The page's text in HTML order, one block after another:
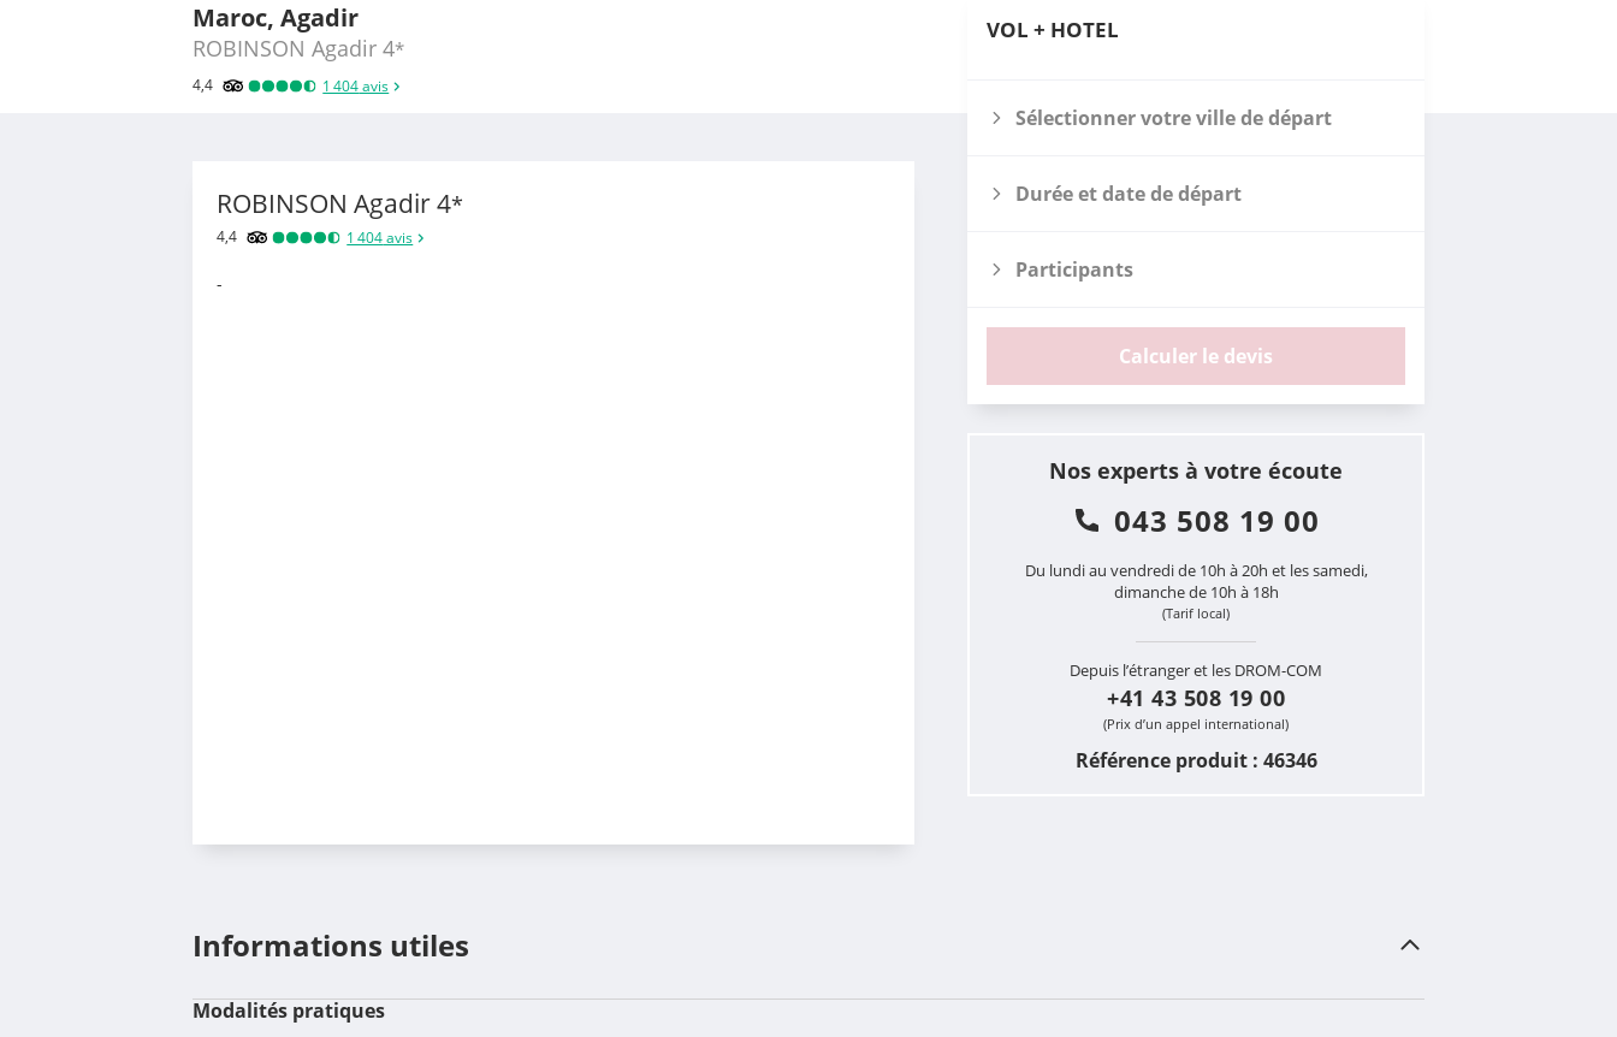
Maroc, Agadir
ROBINSON Agadir 4*
4,4 1 404avis
VOL + HOTEL
Sélectionner votre ville de départ
Durée et date de départ
Participants
Calculer le devis
Nos experts à votre écoute
043 508 19 00
Du lundi au vendredi de 10h à 20h et les samedi,
dimanche de 10h à 18h
(Tarif local)
Depuis l’étranger et les DROM-COM
+41 43 508 19 00
(Prix d’un appel international)
Référence produit : 46346
ROBINSON Agadir4*
4,4 1 404avis
-
Informations utiles
Modalités pratiques